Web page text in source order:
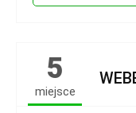
5
miejsce